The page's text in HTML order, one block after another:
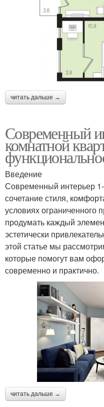
читать дальше →
Современный
комнатной
Введение
Современный интерьер
сочетание стиля,
условиях ограниченного
продумать каждый
эстетически
этой статье мы
которые помогут вам
современно и практично.
читать дальше →